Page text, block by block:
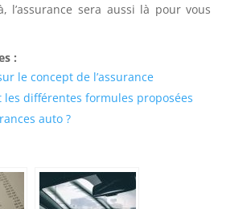
l’assurance sera aussi là pour vous
:
le concept de l’assurance
les différentes formules proposées
auto ?